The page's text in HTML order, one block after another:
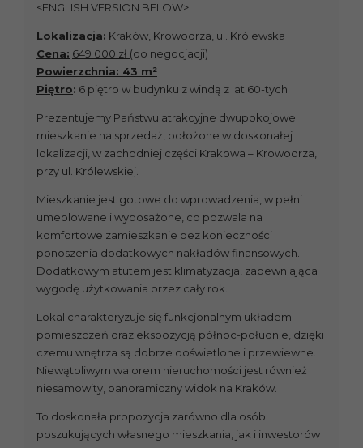
<ENGLISH VERSION BELOW>
Lokalizacja: Kraków, Krowodrza, ul. Królewska
Cena: 649 000 zł (do negocjacji)
Powierzchnia: 43 m²
Piętro: 6 piętro w budynku z windą z lat 60-tych
Prezentujemy Państwu atrakcyjne dwupokojowe
mieszkanie na sprzedaż, położone w doskonałej
lokalizacji, w zachodniej części Krakowa – Krowodrza,
przy ul. Królewskiej.
Mieszkanie jest gotowe do wprowadzenia, w pełni
umeblowane i wyposażone, co pozwala na
komfortowe zamieszkanie bez konieczności
ponoszenia dodatkowych nakładów finansowych.
Dodatkowym atutem jest klimatyzacja, zapewniająca
wygodę użytkowania przez cały rok.
Lokal charakteryzuje się funkcjonalnym układem
pomieszczeń oraz ekspozycją północ-południe, dzięki
czemu wnętrza są dobrze doświetlone i przewiewne.
Niewątpliwym walorem nieruchomości jest również
niesamowity, panoramiczny widok na Kraków.
To doskonała propozycja zarówno dla osób
poszukujących własnego mieszkania, jak i inwestorów